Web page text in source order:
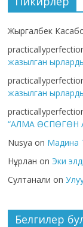
Жыргалбек
жазылган
жазылган
“АЛМА ӨСПӨГӨН
Nusya on Мадина
Нұрлан on Эки
Султанали onУлуу
Белгилер